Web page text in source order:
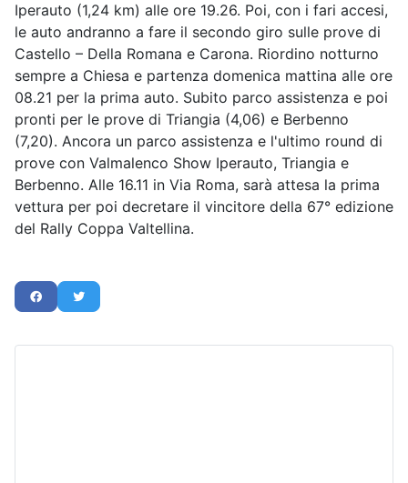
Iperauto (1,24 km) alle ore 19.26. Poi, con i fari accesi,
le auto andranno a fare il secondo giro sulle prove di
Castello – Della Romana e Carona. Riordino notturno
sempre a Chiesa e partenza domenica mattina alle ore
08.21 per la prima auto. Subito parco assistenza e poi
pronti per le prove di Triangia (4,06) e Berbenno
(7,20). Ancora un parco assistenza e l'ultimo round di
prove con Valmalenco Show Iperauto, Triangia e
Berbenno. Alle 16.11 in Via Roma, sarà attesa la prima
vettura per poi decretare il vincitore della 67° edizione
del Rally Coppa Valtellina.